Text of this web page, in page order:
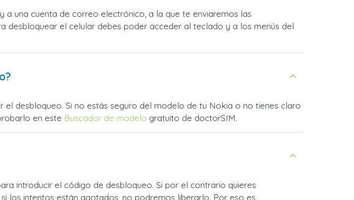
una cuenta de correo electrónico, a la que te enviaremos las
desbloquear el celular debes poder acceder al teclado y a los menús del
desbloqueo. Si no estás seguro del modelo de tu Nokia o no tienes claro
en este Buscador de modelo gratuito de doctorSIM.
introducir el código de desbloqueo. Si por el contrario quieres
los intentos están agotados, no podremos liberarlo. Por eso es